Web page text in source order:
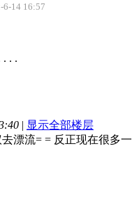
6-14 16:57
. .
| 显示全部楼层
漂流= = 反正现在很多